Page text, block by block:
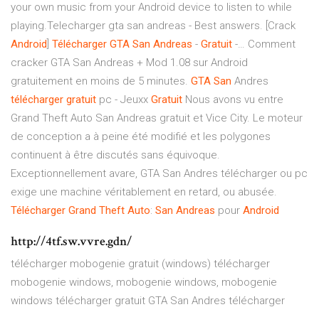
your own music from your Android device to listen to while
playing.Telecharger gta san andreas - Best answers. [Crack
Android Télécharger GTA San Andreas - Gratuit -… Comment
cracker GTA San Andreas + Mod 1.08 sur Android
gratuitement en moins de 5 minutes. GTA San Andres
télécharger gratuit pc - Jeuxx Gratuit Nous avons vu entre
Grand Theft Auto San Andreas gratuit et Vice City. Le moteur
de conception a à peine été modifié et les polygones
continuent à être discutés sans équivoque.
Exceptionnellement avare, GTA San Andres télécharger ou pc
exige une machine véritablement en retard, ou abusée.
Télécharger Grand Theft Auto: San Andreas pour Android
http://4tf.sw.vvre.gdn/
télécharger mobogenie gratuit (windows) télécharger
mobogenie windows, mobogenie windows, mobogenie
windows télécharger gratuit GTA San Andres télécharger